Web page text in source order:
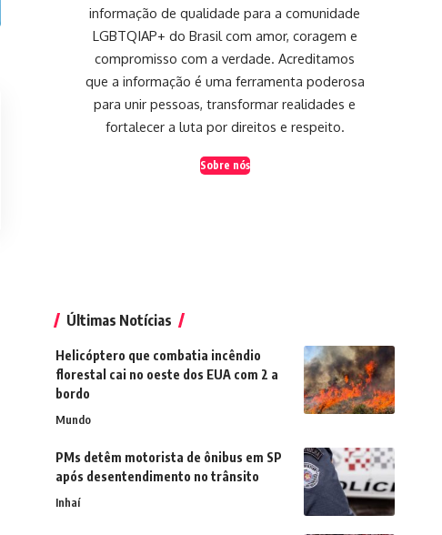
informação de qualidade para a comunidade
LGBTQIAP+ do Brasil com amor, coragem e
compromisso com a verdade. Acreditamos
que a informação é uma ferramenta poderosa
para unir pessoas, transformar realidades e
fortalecer a luta por direitos e respeito.
Sobre nós
Últimas Notícias
Helicóptero que combatia incêndio
florestal cai no oeste dos EUA com 2 a
bordo
Mundo
PMs detêm motorista de ônibus em SP
após desentendimento no trânsito
Inhaí